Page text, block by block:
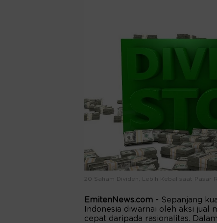
20 Saham Dividen, Lebih Kebal saat Pasar
EmitenNews.com - Sepanjang
Indonesia diwarnai oleh aksi jual
cepat daripada rasionalitas. Dalam